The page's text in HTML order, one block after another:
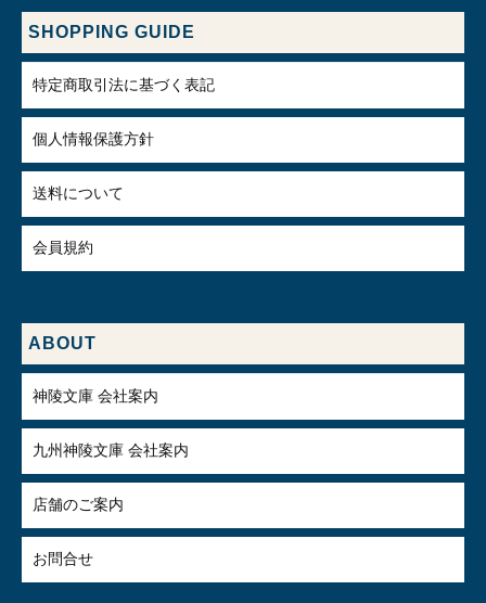
SHOPPING GUIDE
特定商取引法に基づく表記
個人情報保護方針
送料について
会員規約
ABOUT
神陵文庫 会社案内
九州神陵文庫 会社案内
店舗のご案内
お問合せ